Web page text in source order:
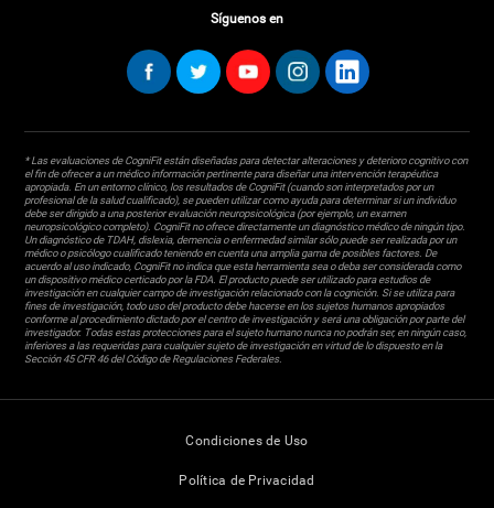
Síguenos en
* Las evaluaciones de CogniFit están diseñadas para detectar alteraciones y deterioro cognitivo con
el fin de ofrecer a un médico información pertinente para diseñar una intervención terapéutica
apropiada. En un entorno clínico, los resultados de CogniFit (cuando son interpretados por un
profesional de la salud cualificado), se pueden utilizar como ayuda para determinar si un individuo
debe ser dirigido a una posterior evaluación neuropsicológica (por ejemplo, un examen
neuropsicológico completo). CogniFit no ofrece directamente un diagnóstico médico de ningún tipo.
Un diagnóstico de TDAH, dislexia, demencia o enfermedad similar sólo puede ser realizada por un
médico o psicólogo cualificado teniendo en cuenta una amplia gama de posibles factores. De
acuerdo al uso indicado, CogniFit no indica que esta herramienta sea o deba ser considerada como
un dispositivo médico certicado por la FDA. El producto puede ser utilizado para estudios de
investigación en cualquier campo de investigación relacionado con la cognición. Si se utiliza para
fines de investigación, todo uso del producto debe hacerse en los sujetos humanos apropiados
conforme al procedimiento dictado por el centro de investigación y será una obligación por parte del
investigador. Todas estas protecciones para el sujeto humano nunca no podrán ser, en ningún caso,
inferiores a las requeridas para cualquier sujeto de investigación en virtud de lo dispuesto en la
Sección 45 CFR 46 del Código de Regulaciones Federales.
Condiciones de Uso
Política de Privacidad